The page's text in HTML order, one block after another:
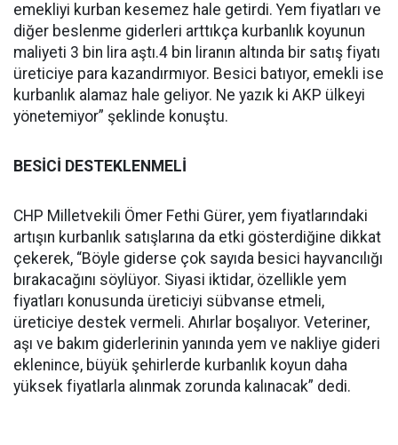
emekliyi kurban kesemez hale getirdi. Yem fiyatları ve
diğer beslenme giderleri arttıkça kurbanlık koyunun
maliyeti 3 bin lira aştı.4 bin liranın altında bir satış fiyatı
üreticiye para kazandırmıyor. Besici batıyor, emekli ise
kurbanlık alamaz hale geliyor. Ne yazık ki AKP ülkeyi
yönetemiyor” şeklinde konuştu.
BESİCİ DESTEKLENMELİ
CHP Milletvekili Ömer Fethi Gürer, yem fiyatlarındaki
artışın kurbanlık satışlarına da etki gösterdiğine dikkat
çekerek, “Böyle giderse çok sayıda besici hayvancılığı
bırakacağını söylüyor. Siyasi iktidar, özellikle yem
fiyatları konusunda üreticiyi sübvanse etmeli,
üreticiye destek vermeli. Ahırlar boşalıyor. Veteriner,
aşı ve bakım giderlerinin yanında yem ve nakliye gideri
eklenince, büyük şehirlerde kurbanlık koyun daha
yüksek fiyatlarla alınmak zorunda kalınacak” dedi.